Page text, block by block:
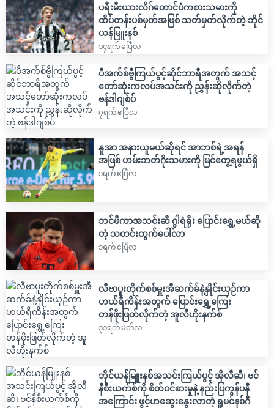
ပရီးမီးယားလိဂ်တောင်ပံကစားသမားကို
ထိပ်တန်းပစ်မှတ်အဖြစ် သတ်မှတ်လိုက်တဲ့ ဘိုင်
ယန်မြူးနစ်
၁၄ရက် ဧပြီလ
ပီအက်စ်ဗွီကြယ်ပွင့်ဆိုင်ဘာရီအတွက် အသင့်
တော်ဆုံးကလပ်အသင်းကို ညွှန်းဆိုလိုက်တဲ့
ဗန်ဒါဂျစ်ပ်
၇ရက် ဧပြီလ
နူအာ အနားယူမယ်ဆိုရင် အာဘစ်ရဲ့အရန်
အဖြစ် ဟမ်းဘတ်ဂိုးသမားကို မြင်တွေ့ရဖွယ်ရှိ
၁ရက် ဧပြီလ
ဘင်ဖီကာအသင်းဆီ ဂွါရဲရိုး ပြောင်းရွှေ့မယ်ဆို
တဲ့ သတင်းထွက်ပေါ်လာ
၁ရက် ဧပြီလ
လီဗာပူးတိုက်စစ်မှူးအီဆက်ခ်နဲ့နှိုင်းယှဉ်ကာ
ဟယ်ရီကိန်းအတွက် ပြောင်းရွှေ့ကြေး
တန်ဖိုးဖြတ်လိုက်တဲ့ အူလီဟိုးနက်စ်
၃၁ရက် မတ်လ
ဘိုင်ယန်မြူးနစ်အသင်းကြယ်ပွင့် အိုလီဆီ၊ ဗင်
နီစီးယက်စ်ကို စိတ်ဝင်စားမှုနဲ့ နည်းပြကွန်ပနီ
အကြောင်း ဖွင့်ဟဆွေးနွေးလာတဲ့ ရူမင်နစ်ဂီ